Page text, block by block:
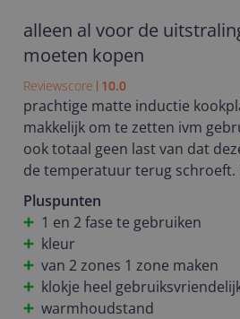
alleen al voor de
moeten kopen
Reviewscore 10.0
prachtige matte inductie
makkelijk om te zetten ivm
ook totaal geen last van dat
de temperatuur terug schroeft.
zones 1 zone te maken ivm
tijdklokje makkelijk en goed
pluspunten wat de keuken nog
Pluspunten
1 en 2 fase te gebruiken
kleur
van 2 zones 1 zone maken
klokje heel
warmhoudstand